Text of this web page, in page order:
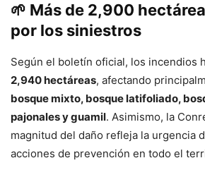
🌱 Más de 2,900
por los siniestros
Según el boletín oficial, los incendios
2,940 hectáreas, afectando
bosque mixto, bosque latifoliado,
pajonales y guamil. Asimismo, la
magnitud del daño refleja la urgencia
acciones de prevención en todo el